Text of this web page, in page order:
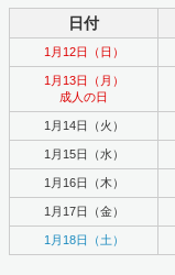
日付
1月12日（日）
1月13日（月）
成人の日
1月14日（火）
1月15日（水）
1月16日（木）
1月17日（金）
1月18日（土）